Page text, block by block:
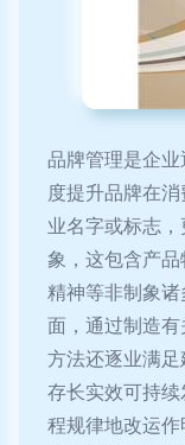
品牌管理是企
度提升品牌在
业名字或标志
象，这包含产
精神等非制象
面，通过制造
方法还逐业满
存长实效可持
程规律地改运